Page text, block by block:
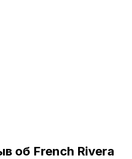
об French Rivera